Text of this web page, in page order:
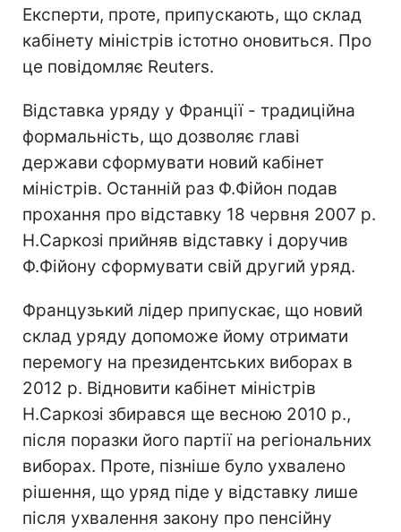
Експерти, проте, припускають, що склад
кабінету міністрів істотно оновиться. Про
це повідомляє Reuters.
Відставка уряду у Франції - традиційна
формальність, що дозволяє главі
держави сформувати новий кабінет
міністрів. Останній раз Ф.Фійон подав
прохання про відставку 18 червня 2007 р.
Н.Саркозі прийняв відставку і доручив
Ф.Фійону сформувати свій другий уряд.
Французький лідер припускає, що новий
склад уряду допоможе йому отримати
перемогу на президентських виборах в
2012 р. Відновити кабінет міністрів
Н.Саркозі збирався ще весною 2010 р.,
після поразки його партії на регіональних
виборах. Проте, пізніше було ухвалено
рішення, що уряд піде у відставку лише
після ухвалення закону про пенсійну